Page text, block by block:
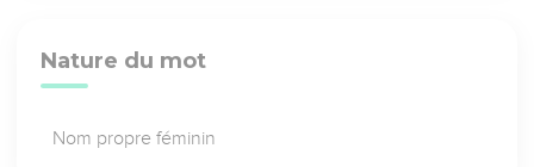
Nature du mot
Nom propre féminin